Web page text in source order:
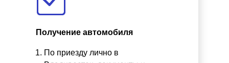
Получение автомобиля
По приезду лично в